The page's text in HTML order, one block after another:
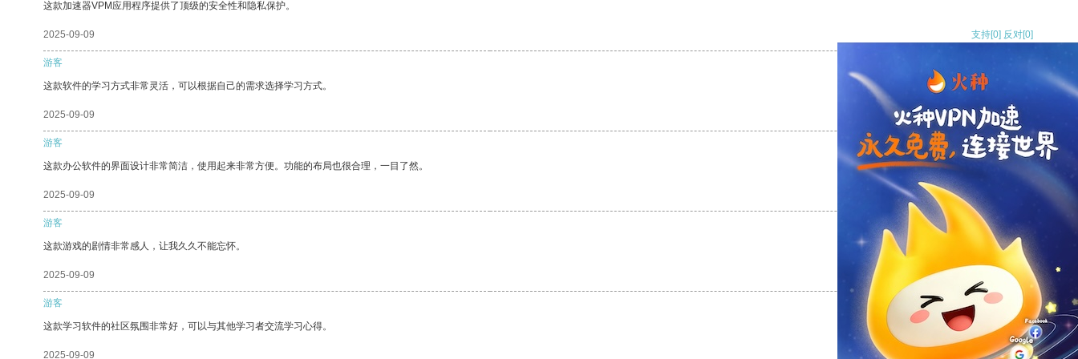
这款加速器VPM应用程序提供了顶级的安全性和隐私保护。
2025-09-09 支持[0] 反对[0]
游客
这款软件的学习方式非常灵活，可以根据自己的需求选择学习方式。
2025-09-09 支持[0] 反对
游客
这款办公软件的界面设计非常简洁，使用起来非常方便。功能的布局也很合理，一目了然。
2025-09-09 支持
游客
这款游戏的剧情非常感人，让我久久不能忘怀。
2025-09-09 反对 [0]
游客
这款学习软件的社区氛围非常好，可以与其他学习者交流学习心得。
2025-09-09 支持[0] 反对[0]